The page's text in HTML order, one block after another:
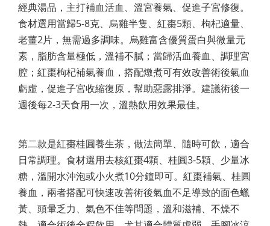
經典湯品，主打補血活血、溫宮養氣、促進子宮修復。
食材選用當歸5-8克、烏雞半隻、紅棗5顆、枸杞適量、
老薑2片，無需過多調味。烏雞富含優質蛋白與微量元
素，脂肪含量極低，溫補不膩；當歸活血養血、調理宮
腔；紅棗枸杞補氣養血，搭配燉煮可有效改善術後氣血
虧虛，促進子宮收縮復原，幫助惡露排淨。建議術後一
週後每2-3天食用一次，溫熱飲用效果最佳。
第二款是紅棗桂圓養生茶，做法簡單、隨時可飲，適合
日常調理。食材選用去核紅棗4顆、桂圓3-5顆、少量冰
糖，溫開水沖泡或小火煮10分鐘即可。紅棗補氣、桂圓
養血，兩者搭配可快速改善術後氣血不足導致的面色蠟
黃、頭暈乏力、氣色不佳等問題，溫和滋補、不燥不